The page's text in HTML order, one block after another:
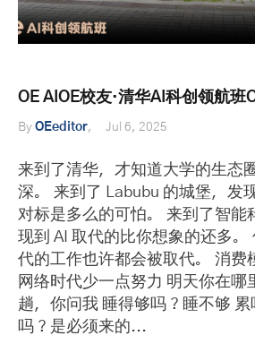
OE AIOE校友·清华AI科创领航班
By OEeditor Jul 6, 2025
来到了清华，才知道大学的生态
深。 来到了 Labubu 的城堡，发
对标是多么的可怕。 来到了智能
现到 AI 取代的比你想象的还多。
代的工作也许都会被取代。 消费
网络时代少一点努力 明天你在哪
趟，你问我 睡得够吗？睡不够
吗？是必须来的...